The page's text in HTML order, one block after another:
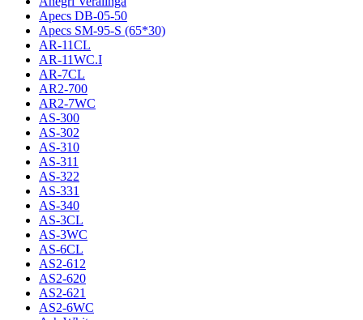
Apecs DB-05-50
Apecs SM-95-S (65*30)
AR-11CL
AR-11WC.I
AR-7CL
AR2-700
AR2-7WC
AS-300
AS-302
AS-310
AS-311
AS-322
AS-331
AS-340
AS-3CL
AS-3WC
AS-6CL
AS2-612
AS2-620
AS2-621
AS2-6WC